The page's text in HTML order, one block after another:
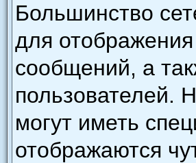
Большинство
для
сообщений, а
пользователей.
могут иметь
отображаются